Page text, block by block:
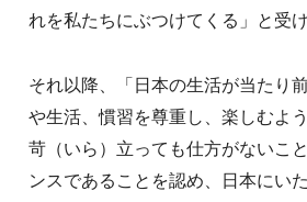
れを私たちにぶつけてくる」と受
それ以降、「日本の生活が当たり
や生活、慣習を尊重し、楽しむよ
苛（いら）立っても仕方がないこ
ンスであることを認め、日本にい